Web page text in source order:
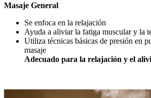
Masaje General
Se enfoca en la relajación
Ayuda a aliviar la fatiga muscular y la
Utiliza técnicas básicas de presión en
masaje
Adecuado para la relajación y el